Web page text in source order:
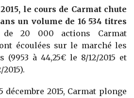
le cours de Carmat chute
un volume de 16 534 titres
20 000 actions Carmat
écoulées sur le marché les
(9953 à 44,25€ le 8/12/2015 et
2015).
décembre 2015, Carmat plonge